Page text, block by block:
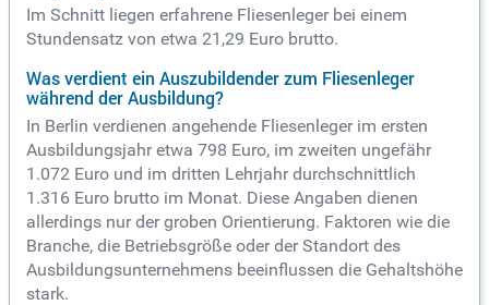
Im Schnitt liegen erfahrene Fliesenleger bei einem
Stundensatz von etwa 21,29 Euro brutto.
Was verdient ein Auszubildender zum Fliesenleger
während der Ausbildung?
In Berlin verdienen angehende Fliesenleger im ersten
Ausbildungsjahr etwa 798 Euro, im zweiten ungefähr
1.072 Euro und im dritten Lehrjahr durchschnittlich
1.316 Euro brutto im Monat. Diese Angaben dienen
allerdings nur der groben Orientierung. Faktoren wie die
Branche, die Betriebsgröße oder der Standort des
Ausbildungsunternehmens beeinflussen die Gehaltshöhe
stark.